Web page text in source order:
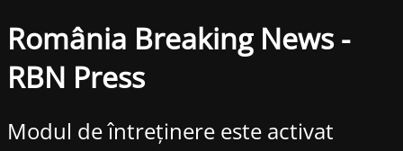
România Breaking News -
RBN Press
Modul de întreținere este activat